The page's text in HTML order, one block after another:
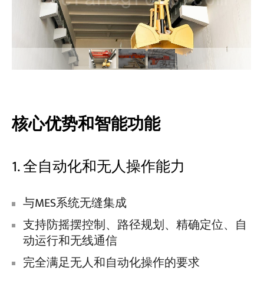
博客
新闻中心
联系我们
核心优势和智能功能
1. 全自动化和无人操作能力
与MES系统无缝集成
支持防摇摆控制、路径规划、精确定位、自
动运行和无线通信
完全满足无人和自动化操作的要求